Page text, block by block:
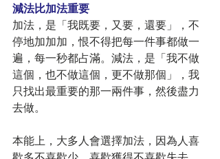
減法比加法重要
加法，是「我既要，又要，還要」，不
停地加加加，恨不得把每一件事都做一
遍，每一秒都占滿。減法，是「我不做
這個，也不做這個，更不做那個」，我
只找出最重要的那一兩件事，然後盡力
去做。
本能上，大多人會選擇加法，因為人喜